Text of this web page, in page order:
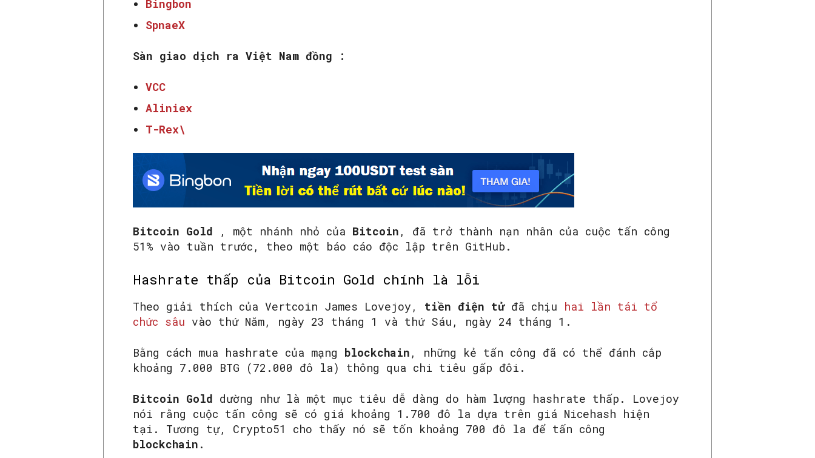
Bingbon
SpnaeX
Sàn giao dịch ra Việt Nam đồng :
VCC
Aliniex
T-Rex\
Bitcoin Gold , một nhánh nhỏ của Bitcoin , đã trở thành nạn nhân của cuộc tấn công
51% vào tuần trước, theo một báo cáo độc lập trên GitHub.
Hashrate thấp của Bitcoin Gold chính là lỗi
Theo giải thích của Vertcoin James Lovejoy, tiền điện tửđã chịu hai lần tái tổ
chức sâu vào thứ Năm, ngày 23 tháng 1 và thứ Sáu, ngày 24 tháng 1.
Bằng cách mua hashrate của mạng blockchain , những kẻ tấn công đã có thể đánh cắp
khoảng 7.000 BTG (72.000 đô la) thông qua chi tiêu gấp đôi.
Bitcoin Gold dường như là một mục tiêu dễ dàng do hàm lượng hashrate thấp. Lovejoy
nói rằng cuộc tấn công sẽ có giá khoảng 1.700 đô la dựa trên giá Nicehash hiện
tại. Tương tự, Crypto51 cho thấy nó sẽ tốn khoảng 700 đô la để tấn công
blockchain .